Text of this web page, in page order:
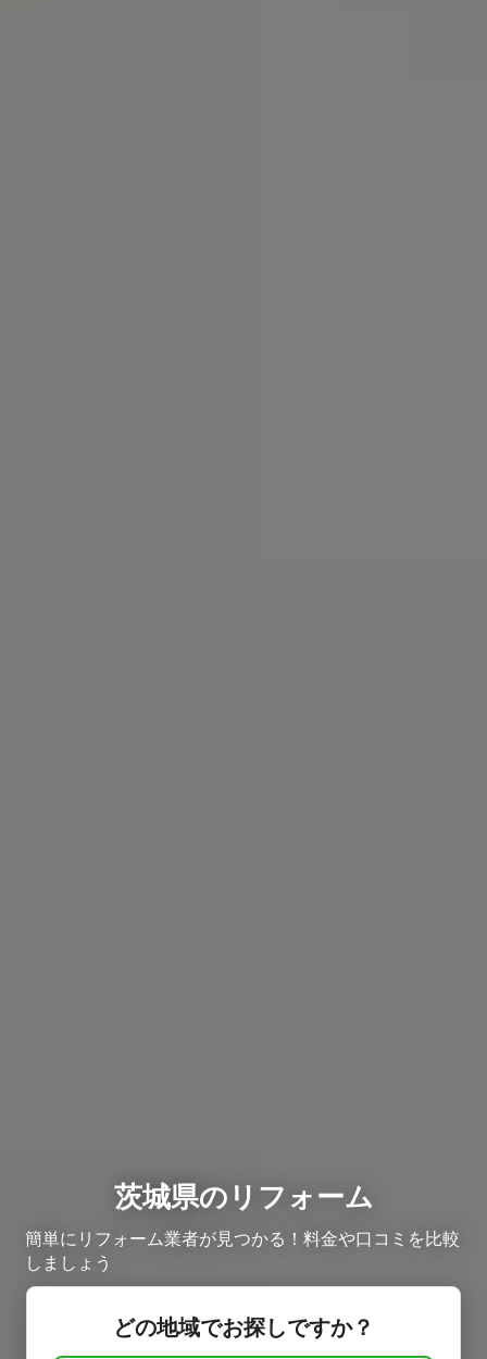
茨城県のリフォーム
簡単にリフォーム業者が見つかる！料金や口コミを比較
しましょう
どの地域でお探しですか？